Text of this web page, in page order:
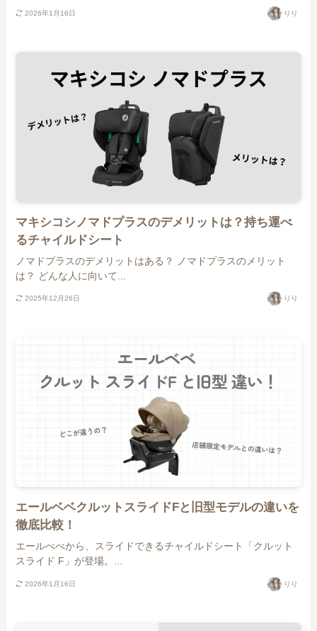
2026年1月16日 りり
マキシコシノマドプラスのデメリットは？持ち運べ
るチャイルドシート
ノマドプラスのデメリットはある？ ノマドプラスのメリット
は？ どんな人に向いて...
2025年12月26日 りり
エールベベクルットスライドFと旧型モデルの違いを
徹底比較！
エールべべから、スライドできるチャイルドシート「クルット
スライド F」が登場。...
2026年1月16日 りり